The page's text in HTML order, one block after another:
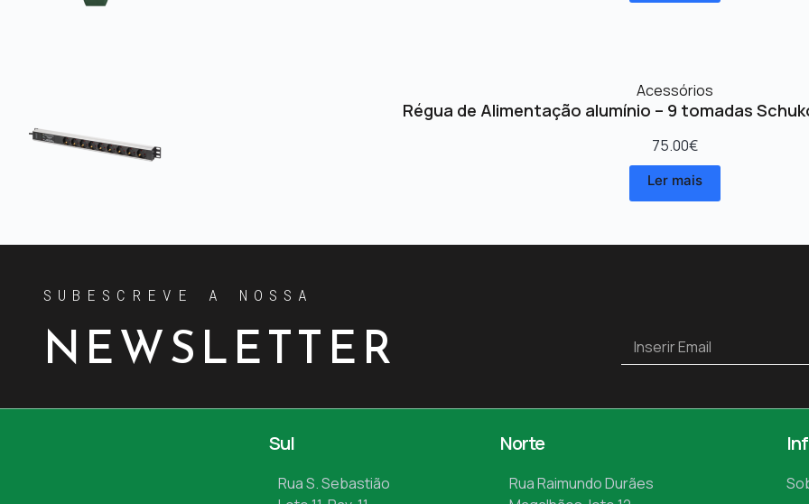
Acessórios
Régua de Alimentação alumínio – 9 tomadas
75.00€
Ler mais
SUBESCREVE A NOSSA
NEWSLETTER
Sul
Rua S. Sebastião
Norte
Rua Raimundo Durães